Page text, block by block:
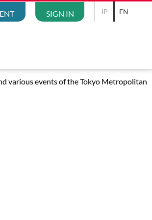
SIGN IN JP EN
various events of the Tokyo Metropolitan